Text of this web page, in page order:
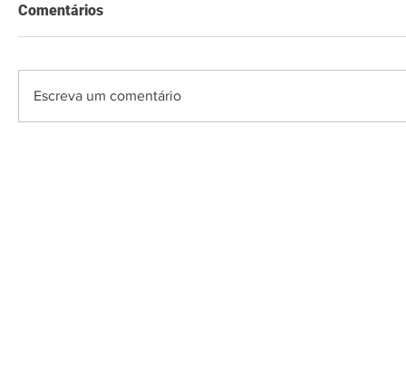
Comentários
Escreva um comentário